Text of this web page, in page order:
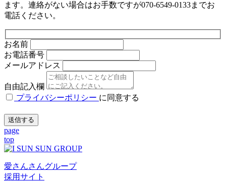
ます。連絡がない場合はお手数ですが070-6549-0133までお
電話ください。
お名前
お電話番号
メールアドレス
自由記入欄
プライバシーポリシー に同意する
page
top
愛さんさんグループ
採用サイト